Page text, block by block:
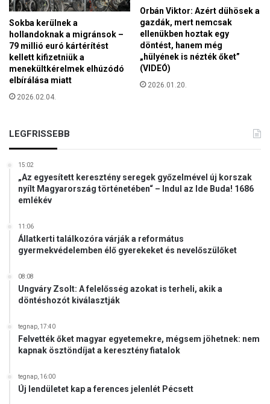
t
t
p
a
i
é
t
k
Sokba kerülnek a
hollandoknak a migránsok –
79 millió euró kártérítést
kellett kifizetniük a
menekültkérelmek elhúzódó
elbírálása miatt
2026.02.04.
Orbán Viktor: Azért dühösek a
gazdák, mert nemcsak
ellenükben hoztak egy
döntést, hanem még
„hülyének is nézték őket”
(VIDEÓ)
2026.01.20.
LEGFRISSEBB
15:02
„Az egyesített keresztény seregek győzelmével új korszak
nyílt Magyarország történetében“ – Indul az Ide Buda! 1686
emlékév
11:06
Állatkerti találkozóra várják a református
gyermekvédelemben élő gyerekeket és nevelőszülőket
08:08
Ungváry Zsolt: A felelősség azokat is terheli, akik a
döntéshozót kiválasztják
tegnap, 17:40
Felvették őket magyar egyetemekre, mégsem jöhetnek: nem
kapnak ösztöndíjat a keresztény fiatalok
tegnap, 16:00
Új lendületet kap a ferences jelenlét Pécsett